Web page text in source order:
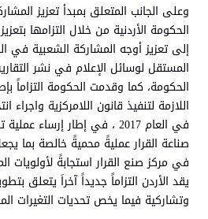
وعلى الجانب المتعلق بمبدأ تعزيز
الحكومة الأردنية من خلال التزامها
إلى تعزيز أوجه المشاركة الشعبية في
المستقل لوسائل الإعلام في نشر
الحكومة، كما وقدمت الحكومة التزاماً
اللازمة لتنفيذ قانون اللامركزية
في العام 2017 ، في إطار
صناعة القرار عمليةً محميةً خالصة بما
في مركز صنع القرار استجابةً
يقد الأردن التزاماً جديداً آخراَ يتعلق
وتشاركية فيما يخص تحديات التغيرات